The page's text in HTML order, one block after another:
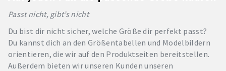
Passt nicht, gibt’s nicht
Du bist dir nicht sicher, welche Größe dir perfekt passt?
Du kannst dich an den Größentabellen und Modelbildern
orientieren, die wir auf den Produktseiten bereitstellen.
Außerdem bieten wir unseren Kunden unseren